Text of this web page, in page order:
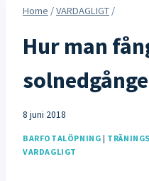
Home /VARDAGLIGT /
Hur man
8 juni 2018
BARFOTALÖPNING |
VARDAGLIGT